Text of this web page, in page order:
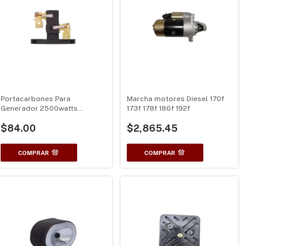
Portacarbones Para
Generador 2500watts
$84.00
Marcha motores Diesel 170f
173f 178f 186f 192f
$2,865.45